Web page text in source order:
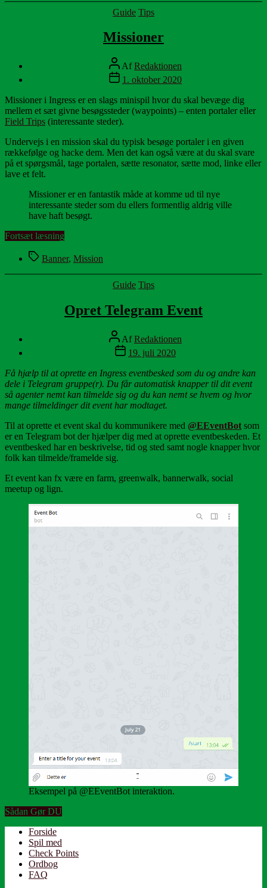
Kategorier
Guide Tips
Missioner
Indlægsforfatter
AfRedaktionen
Indlægsdato
1. oktober 2020
Missioner i Ingress er en slags minispil hvor du skal bevæge dig
mellem et sæt givne besøgssteder (waypoints) – enten portaler eller
Field Trips (interessante steder).
Undervejs i en mission skal du typisk besøge portaler i en given
rækkefølge og hacke dem. Men det kan også være at du skal svare
på et spørgsmål, tage portalen, sætte resonator, sætte mod, linke eller
lave et felt.
Missioner er en fantastik måde at komme ud til nye
interessante steder som du ellers formentlig aldrig ville
have haft besøgt.
Fortsæt læsning
TagsBanner, Mission
Kategorier
Guide Tips
Opret Telegram Event
Indlægsforfatter
AfRedaktionen
Indlægsdato
19. juli 2020
Få hjælp til at oprette en Ingress eventbesked som du og andre kan
dele i Telegram gruppe(r). Du får automatisk knapper til dit event
så agenter nemt kan tilmelde sig og du kan nemt se hvem og hvor
mange tilmeldinger dit event har modtaget.
Til at oprette et event skal du kommunikere med @EEventBot som
er en Telegram bot der hjælper dig med at oprette eventbeskeden. Et
eventbesked har en beskrivelse, tid og sted samt nogle knapper hvor
folk kan tilmelde/framelde sig.
Et event kan fx være en farm, greenwalk, bannerwalk, social
meetup og lign.
Eksempel på @EEventBot interaktion.
Sådan Gør DU
Forside
Spil med
Check Points
Ordbog
FAQ